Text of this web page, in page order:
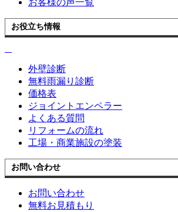
お客様の声一覧
お役立ち情報
外壁診断
無料雨漏り診断
価格表
ジョイントエンペラー
よくある質問
リフォームの流れ
工場・商業施設の塗装
お問い合わせ
お問い合わせ
無料お見積もり